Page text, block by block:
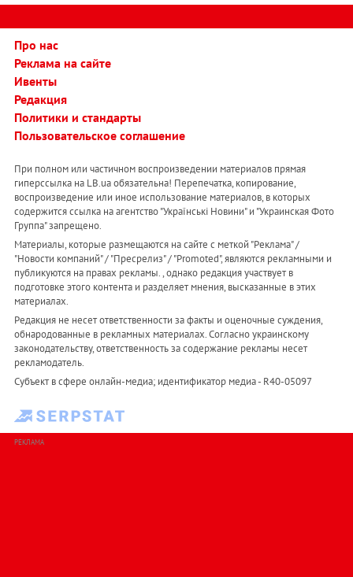
Про нас
Реклама на сайте
Ивенты
Редакция
Политики и стандарты
Пользовательское соглашение
При полном или частичном воспроизведении материалов прямая
гиперссылка на LB.ua обязательна! Перепечатка, копирование,
воспроизведение или иное использование материалов, в которых
содержится ссылка на агентство "Українськi Новини" и "Украинская Фото
Группа" запрещено.
Материалы, которые размещаются на сайте с меткой "Реклама" /
"Новости компаний" / "Пресрелиз" / "Promoted", являются рекламными и
публикуются на правах рекламы. , однако редакция участвует в
подготовке этого контента и разделяет мнения, высказанные в этих
материалах.
Редакция не несет ответственности за факты и оценочные суждения,
обнародованные в рекламных материалах. Согласно украинскому
законодательству, ответственность за содержание рекламы несет
рекламодатель.
Субъект в сфере онлайн-медиа; идентификатор медиа - R40-05097
РЕКЛАМА